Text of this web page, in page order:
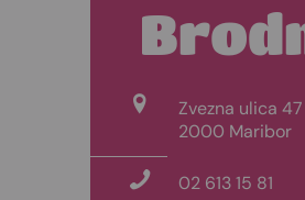
Zvezna ulica 47
2000 Maribor
02 613 15 81